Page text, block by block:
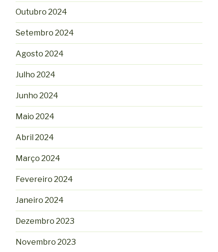
Outubro 2024
Setembro 2024
Agosto 2024
Julho 2024
Junho 2024
Maio 2024
Abril 2024
Março 2024
Fevereiro 2024
Janeiro 2024
Dezembro 2023
Novembro 2023